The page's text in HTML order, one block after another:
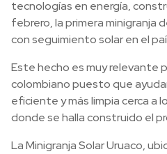
tecnologías en energía,
febrero, la primera minigranja
con seguimiento solar en el
Este hecho es muy relevante
colombiano puesto que
eficiente y más limpia cerca a
donde se halla construido el
La Minigranja Solar Uruaco,